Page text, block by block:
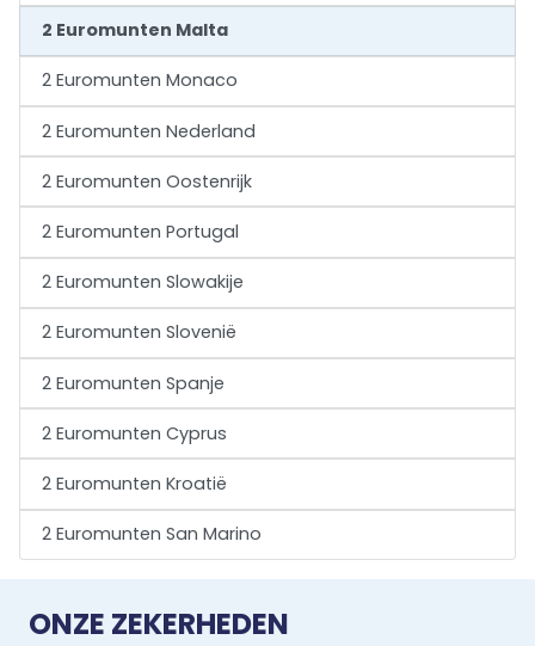
2 Euromunten Malta
2 Euromunten Monaco
2 Euromunten Nederland
2 Euromunten Oostenrijk
2 Euromunten Portugal
2 Euromunten Slowakije
2 Euromunten Slovenië
2 Euromunten Spanje
2 Euromunten Cyprus
2 Euromunten Kroatië
2 Euromunten San Marino
ONZE ZEKERHEDEN